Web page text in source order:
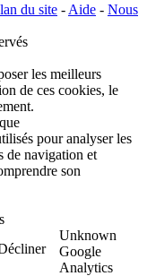
du site - Aide - Nous
les meilleurs
de ces cookies, le
pour analyser les
de navigation et
son
Unknown
Google
Analytics